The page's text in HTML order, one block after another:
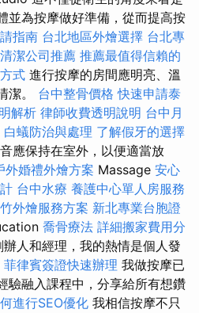
並為按摩做好準備，從而提高按
指南 台北地區外燴選擇 台北專
潔公司推薦 推薦最值得信賴的
式 進行按摩的房間應明亮、溫
潔。 台中整骨價格快速申請泰
解析 律師收費透明說明 台中月
白蟻防治與處理 了解假牙的選擇
應保持在室外，以便適當放
外婚禮外燴方案 Massage 安心
台中水療 養護中心單人房服務
外燴服務方案 新北專業台胞證
喬骨療法 詳細搬家費用分
辦人和經理，我的熱情是個人發
菲律賓簽證快速辦理 我做按摩已
驗融入課程中，分享給所有想鑽
進行SEO優化 我相信按摩不只